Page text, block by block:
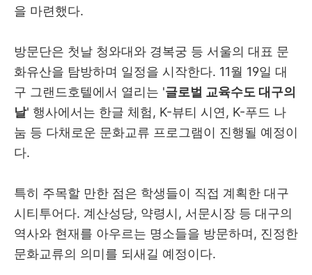
을 마련했다.
방문단은 첫날 청와대와 경복궁 등 서울의 대표 문
화유산을 탐방하며 일정을 시작한다. 11월 19일 대
구 그랜드호텔에서 열리는 '글로벌 교육수도 대구의
날' 행사에서는 한글 체험, K-뷰티 시연, K-푸드 나
눔 등 다채로운 문화교류 프로그램이 진행될 예정이
다.
특히 주목할 만한 점은 학생들이 직접 계획한 대구
시티투어다. 계산성당, 약령시, 서문시장 등 대구의
역사와 현재를 아우르는 명소들을 방문하며, 진정한
문화교류의 의미를 되새길 예정이다.